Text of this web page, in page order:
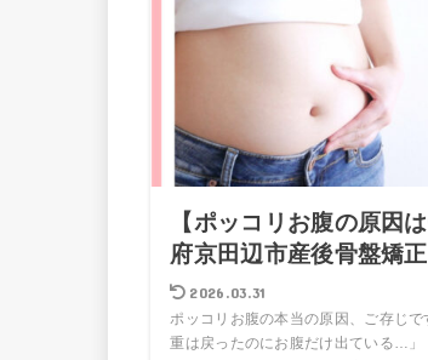
【ポッコリお腹の原因
府京田辺市産後骨盤矯正
2026.03.31
ポッコリお腹の本当の原因、ご存じで
重は戻ったのにお腹だけ出ている…」